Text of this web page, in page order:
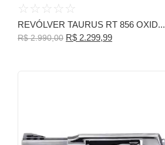
☆ ☆ ☆ ☆ ☆
REVÓLVER TAURUS RT 856 OXID...
R$2.990,00 R$ 2.299,99